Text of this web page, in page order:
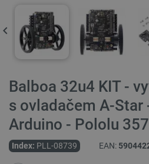
Balboa 32u4 KIT -
s ovladačem A-
Arduino - Pololu
Index: PLL-08739 EAN: